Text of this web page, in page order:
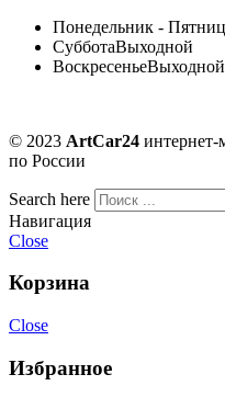
Понедельник -
СубботаВыходной
ВоскресеньеВыходной
© 2023 ArtCar24 интернет-
по России
Search here
Навигация
Close
Корзина
Close
Избранное